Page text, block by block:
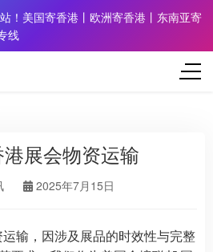
！美国寄香港丨欧洲寄香港丨东南亚寄
线
展会物资运输
2025年7月15日
输，因涉及展品的时效性与完整